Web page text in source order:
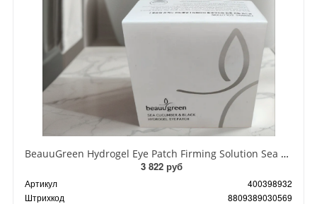
BeauuGreen Hydrogel Eye Patch Firming Solution Sea Cocumber & Black Гидрогелевые патчи для кожи вокруг глаз с экстрактом черного морского огурца 60 шт 90 гр
3 822 руб
Артикул
400398932
Штрихкод
8809389030569